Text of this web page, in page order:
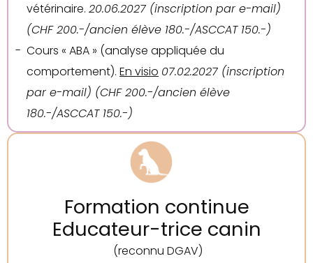
vétérinaire. 20.06.2027 (inscription par e-mail)
(CHF 200.-/ancien élève 180.-/ASCCAT 150.-)
Cours « ABA » (analyse appliquée du
comportement). En visio 07.02.2027 (inscription
par e-mail) (CHF 200.-/ancien élève
180.-/ASCCAT 150.-)
Formation continue
Educateur-trice canin
(reconnu DGAV)